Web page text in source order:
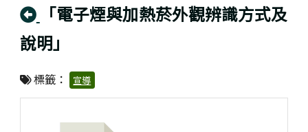
回上頁
「電子煙與加熱菸外觀辨識方式及
說明」
標籤： 宣導